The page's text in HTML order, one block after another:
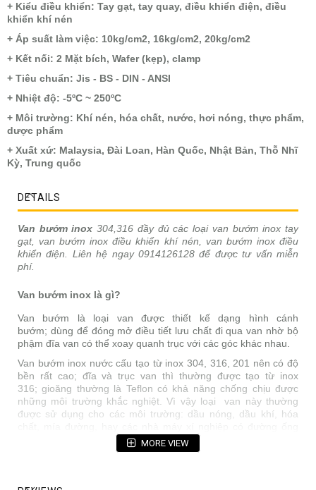
+ Kiểu điều khiển: Tay gạt, tay quay, điều khiển điện, điều
khiển khí nén
+ Áp suất làm việc: 10kg/cm2, 16kg/cm2, 20kg/cm2
+ Kết nối: 2 Mặt bích, Wafer (kẹp), clamp
+ Tiêu chuẩn: Jis - BS - DIN - ANSI
+ Nhiệt độ: -5ºC ~ 250ºC
+ Môi trường: Khí nén, hóa chất, nước, hơi nóng, thực phẩm,
dược phẩm
+ Xuất xứ: Malaysia, Đài Loan, Hàn Quốc, Nhật Bản, Thỗ Nhĩ
Kỳ, Trung quốc
DETAILS
Van bướm inox 304,316 đầy đủ các loại van bướm inox tay
gạt, van bướm inox điều khiển khí nén, van bướm inox điều
khiển điện. Liên hệ ngay 0914126128 để được tư vấn miễn
phí.
Van bướm inox là gì?
Van bướm là loại van được thiết kế dạng hình cánh
bướm; dùng để đóng mở điều tiết lưu chất đi qua van nhờ bộ
phậm đĩa van có thể xoay quanh trục với các góc khác nhau.
Van bướm inox nước cấu tạo từ inox 304, 316, 201 nên có độ
bền rất cao; đĩa và trục van thì thường được tạo từ inox
316; gioăng thường là Teflon có khả năng chống chịu được
những môi trường khắc nghiệt. Vì vậy loại van này thường
được sử dụng cho các môi trường: dầu nóng, dầu khí, hóa
MORE VIEW